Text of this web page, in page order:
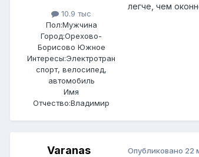
10.9 тыс
Пол:Мужчина
Город:Орехово-
Борисово Южное
Интересы:Электротран
спорт, велосипед,
автомобиль
Имя
Отчество:Владимир
легче, чем
Varanas Опубликовано 22